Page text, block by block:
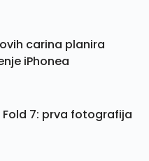
carina planira
iPhonea
Fold 7: prva fotografija